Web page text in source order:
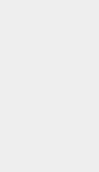
tấm gương đạo
thường kỳ đánh